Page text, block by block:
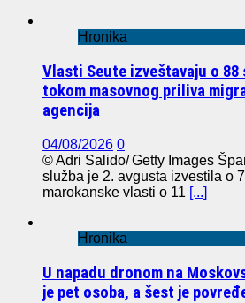
Hronika
Vlasti Seute izveštavaju o
tokom masovnog priliva
agencija
04/08/2026 0
© Adri Salido/ Getty Images
služba je 2. avgusta izvestila o
marokanske vlasti o 11 [...]
Hronika
U napadu dronom na
je pet osoba, a šest je